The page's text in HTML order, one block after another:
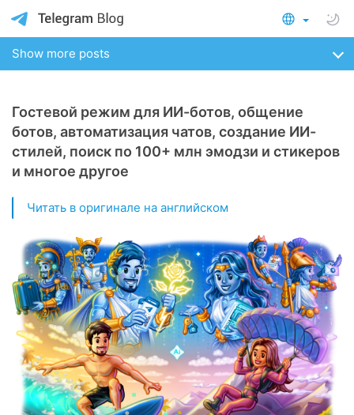
Show more posts
Гостевой режим для ИИ-ботов, общение
ботов, автоматизация чатов, создание ИИ-
стилей, поиск по 100+ млн эмодзи и стикеров
и многое другое
Читать в оригинале на английском